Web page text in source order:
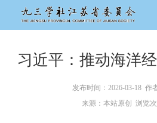
习近平：推动海洋
发布时间：2026-03-18 作
来源：本站原创 浏览次